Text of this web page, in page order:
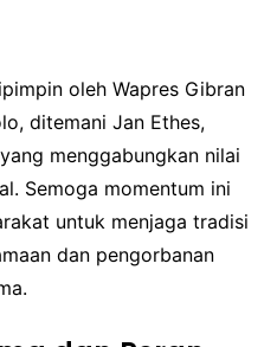
oleh Wapres Gibran
ditemani Jan Ethes,
menggabungkan nilai
Semoga momentum ini
untuk menjaga tradisi
dan pengorbanan